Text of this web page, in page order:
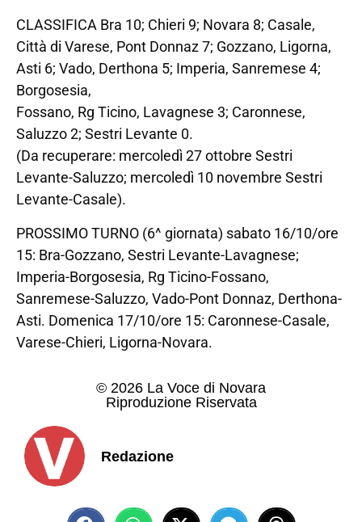
CLASSIFICA Bra 10; Chieri 9; Novara 8; Casale,
Città di Varese, Pont Donnaz 7; Gozzano, Ligorna,
Asti 6; Vado, Derthona 5; Imperia, Sanremese 4;
Borgosesia,
Fossano, Rg Ticino, Lavagnese 3; Caronnese,
Saluzzo 2; Sestri Levante 0.
(Da recuperare: mercoledì 27 ottobre Sestri
Levante-Saluzzo; mercoledì 10 novembre Sestri
Levante-Casale).
PROSSIMO TURNO (6^ giornata) sabato 16/10/ore
15: Bra-Gozzano, Sestri Levante-Lavagnese;
Imperia-Borgosesia, Rg Ticino-Fossano,
Sanremese-Saluzzo, Vado-Pont Donnaz, Derthona-
Asti. Domenica 17/10/ore 15: Caronnese-Casale,
Varese-Chieri, Ligorna-Novara.
© 2026 La Voce di Novara
Riproduzione Riservata
Redazione